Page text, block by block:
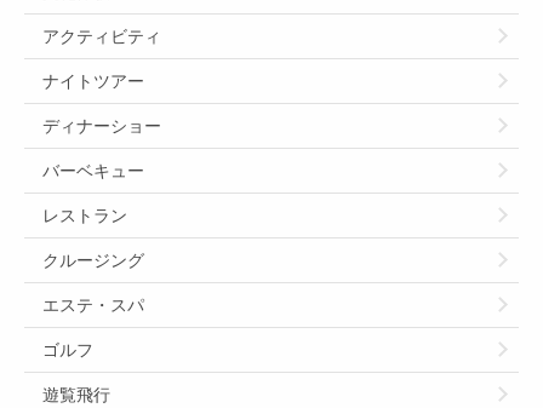
アクティビティ
ナイトツアー
ディナーショー
バーベキュー
レストラン
クルージング
エステ・スパ
ゴルフ
遊覧飛行